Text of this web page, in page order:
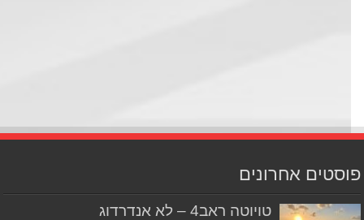
אחרונים
טויוטה ראב4 – לא אנדרדוג